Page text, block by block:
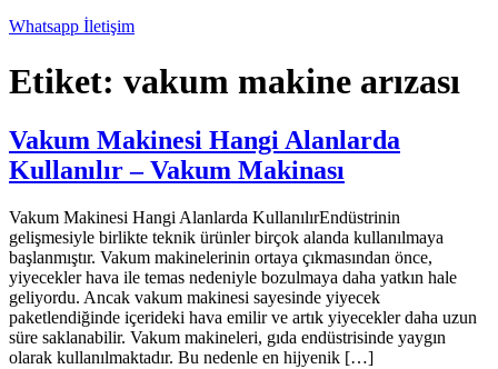
Whatsapp İletişim
Etiket: vakum makine arızası
Vakum Makinesi Hangi Alanlarda
Kullanılır – Vakum Makinası
Vakum Makinesi Hangi Alanlarda KullanılırEndüstrinin
gelişmesiyle birlikte teknik ürünler birçok alanda kullanılmaya
başlanmıştır. Vakum makinelerinin ortaya çıkmasından önce,
yiyecekler hava ile temas nedeniyle bozulmaya daha yatkın hale
geliyordu. Ancak vakum makinesi sayesinde yiyecek
paketlendiğinde içerideki hava emilir ve artık yiyecekler daha uzun
süre saklanabilir. Vakum makineleri, gıda endüstrisinde yaygın
olarak kullanılmaktadır. Bu nedenle en hijyenik […]